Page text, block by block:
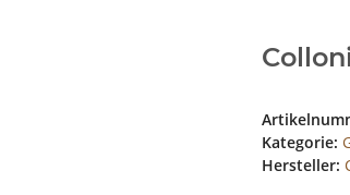
Kategorie:
Hersteller: